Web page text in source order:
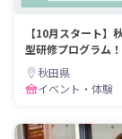
【10月スタート
型研修プログラム！
秋田県
イベント・体験